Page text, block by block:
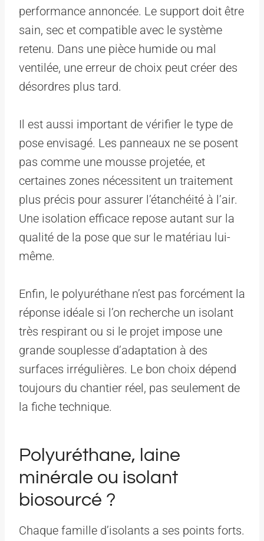
performance annoncée. Le support doit être
sain, sec et compatible avec le système
retenu. Dans une pièce humide ou mal
ventilée, une erreur de choix peut créer des
désordres plus tard.
Il est aussi important de vérifier le type de
pose envisagé. Les panneaux ne se posent
pas comme une mousse projetée, et
certaines zones nécessitent un traitement
plus précis pour assurer l’étanchéité à l’air.
Une isolation efficace repose autant sur la
qualité de la pose que sur le matériau lui-
même.
Enfin, le polyuréthane n’est pas forcément la
réponse idéale si l’on recherche un isolant
très respirant ou si le projet impose une
grande souplesse d’adaptation à des
surfaces irrégulières. Le bon choix dépend
toujours du chantier réel, pas seulement de
la fiche technique.
Polyuréthane, laine
minérale ou isolant
biosourcé ?
Chaque famille d’isolants a ses points forts.